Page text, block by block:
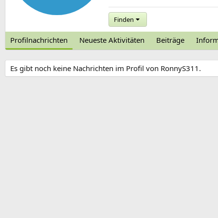
Finden
Profilnachrichten Neueste Aktivitäten Beiträge
Es gibt noch keine Nachrichten im Profil von RonnyS311.